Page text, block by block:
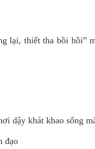
lại, thiết tha bồi hồi”
dậy khát khao sống
đạo